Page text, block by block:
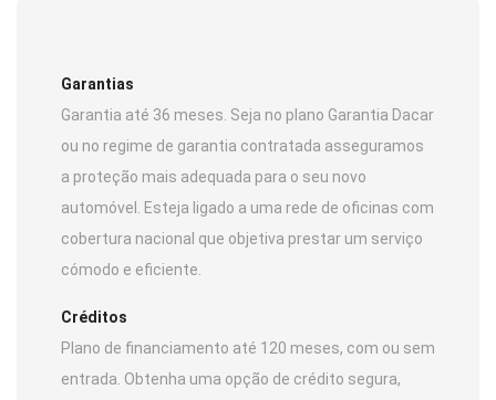
Garantias
Garantia até 36 meses. Seja no plano Garantia Dacar
ou no regime de garantia contratada asseguramos
a proteção mais adequada para o seu novo
automóvel. Esteja ligado a uma rede de oficinas com
cobertura nacional que objetiva prestar um serviço
cómodo e eficiente.
Créditos
Plano de financiamento até 120 meses, com ou sem
entrada. Obtenha uma opção de crédito segura,